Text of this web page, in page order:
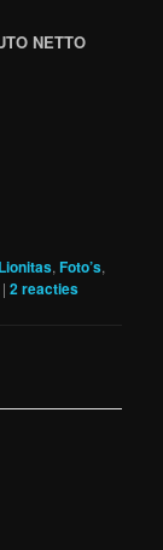
NETTO
,Foto’s,
|2reacties